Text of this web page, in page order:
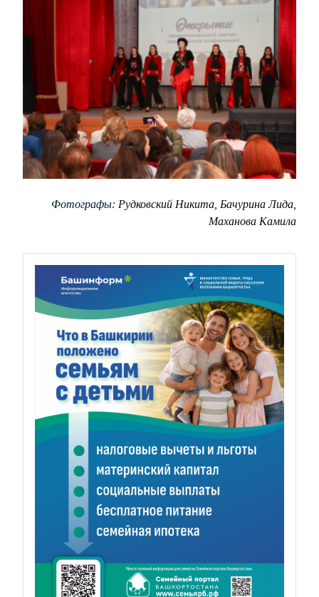
Фотографы: Рудковский Никита, Бачурина Лида,
Маханова Камила